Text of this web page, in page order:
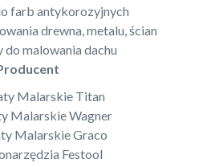
farb antykorozyjnych
drewna, metalu, ścian
do malowania dachu
Malarskie Titan
Malarskie Wagner
Malarskie Graco
Festool